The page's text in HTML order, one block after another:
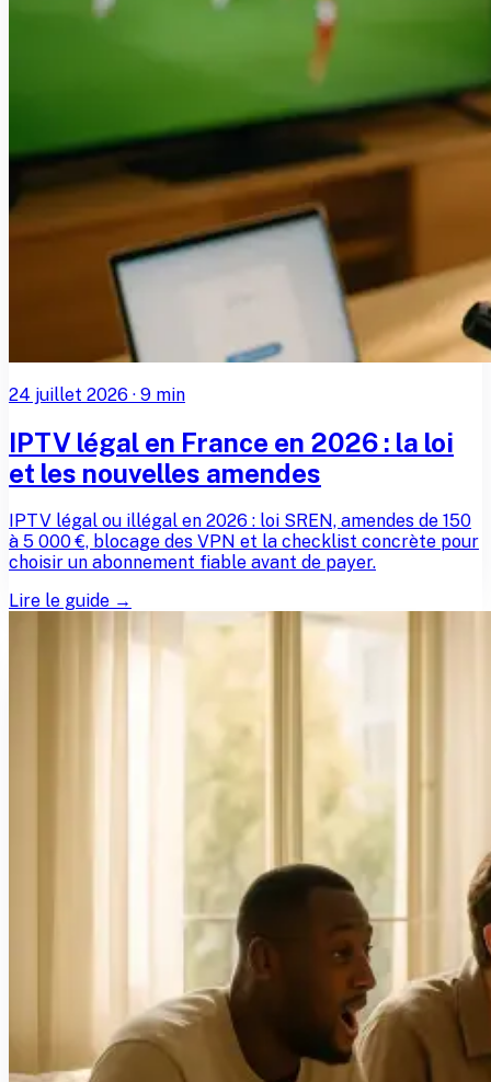
24 juillet 2026 · 9 min
IPTV légal en France en 2026 : la loi
et les nouvelles amendes
IPTV légal ou illégal en 2026 : loi SREN, amendes de 150
à 5 000 €, blocage des VPN et la checklist concrète pour
choisir un abonnement fiable avant de payer.
Lire le guide →